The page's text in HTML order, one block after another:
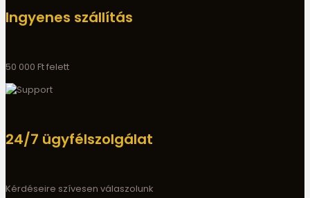
Ingyenes szállítás
50 000 Ft felett
24/7 ügyfélszolgálat
Kérdéseire szívesen válaszolunk